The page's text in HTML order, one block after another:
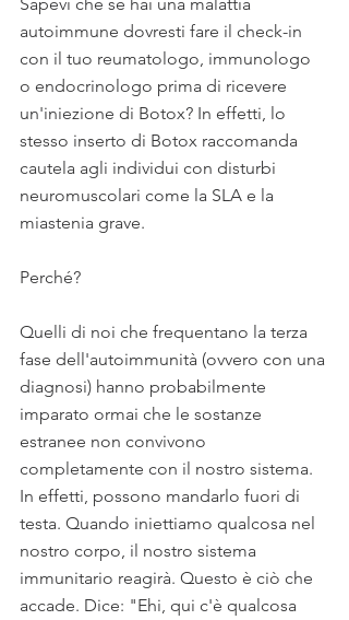
autoimmune dovresti fare il check-in
con il tuo reumatologo, immunologo
o endocrinologo prima di ricevere
un'iniezione di Botox? In effetti, lo
stesso inserto di Botox raccomanda
cautela agli individui con disturbi
neuromuscolari come la SLA e la
miastenia grave.
Perché?
Quelli di noi che frequentano la terza
fase dell'autoimmunità (ovvero con una
diagnosi) hanno probabilmente
imparato ormai che le sostanze
estranee non convivono
completamente con il nostro sistema.
In effetti, possono mandarlo fuori di
testa. Quando iniettiamo qualcosa nel
nostro corpo, il nostro sistema
immunitario reagirà. Questo è ciò che
accade. Dice: "Ehi, qui c'è qualcosa